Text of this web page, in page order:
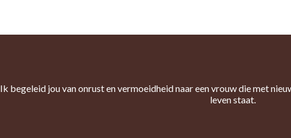
Ik begeleid jou van onrust en vermoeidheid naar een vrouw die met
leven staat.